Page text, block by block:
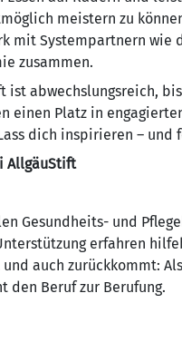
meistern zu
mit Systempartnern wie
zusammen.
ist abwechslungsreich,
einen Platz in
dich inspirieren – und
AllgäuStift
Gesundheits- und
erfahren
auch zurückkommt:
den Beruf zur Berufung.